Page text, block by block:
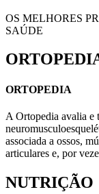
OS MELHORES
SAÚDE
ORTOPEDIA
A Ortopedia avalia e
associada a ossos,
articulares e, por
NUTRIÇÃO